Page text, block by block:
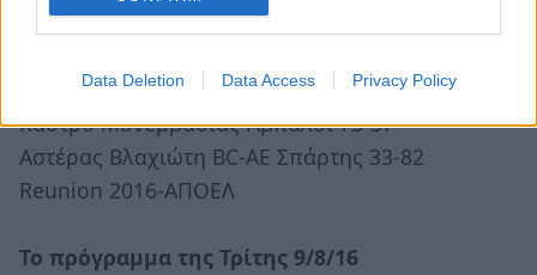
Data Deletion Data Access Privacy Policy
ΕΚΑΣΚΕΝΟΠ.
Τα αποτελέσματα Δευτέρα 8/8/16
Κάστρο Μονεμβασιάς-Άμπαλοι 73-57
Αστέρας Βλαχιώτη BC-ΑΕ Σπάρτης 33-82
Reunion 2016-ΑΠΟΕΛ
Το πρόγραμμα της Τρίτης 9/8/16